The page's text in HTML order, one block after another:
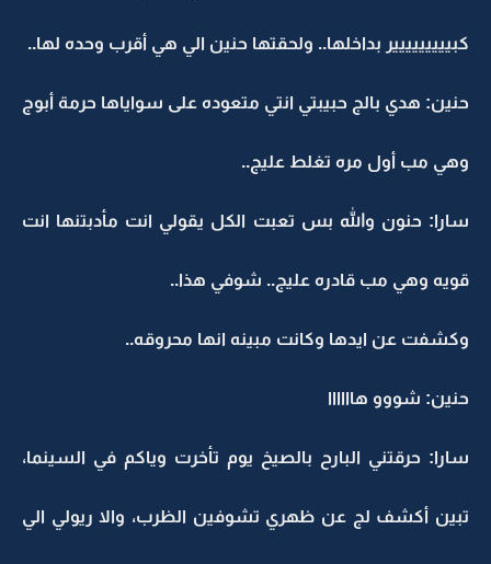
كبييييييييير بداخلها.. ولحقتها حنين الي هي أقرب وحده لها..
حنين: هدي بالج حبيبتي انتي متعوده على سواياها حرمة أبوج
وهي مب أول مره تغلط عليج..
سارا: حنون والله بس تعبت الكل يقولي انت مأدبتنها انت
قويه وهي مب قادره عليج.. شوفي هذا..
وكشفت عن ايدها وكانت مبينه انها محروقه..
حنين: شووو هاااااا
سارا: حرقتني البارح بالصيخ يوم تأخرت وياكم في السينما،
تبين أكشف لج عن ظهري تشوفين الظرب، والا ريولي الي